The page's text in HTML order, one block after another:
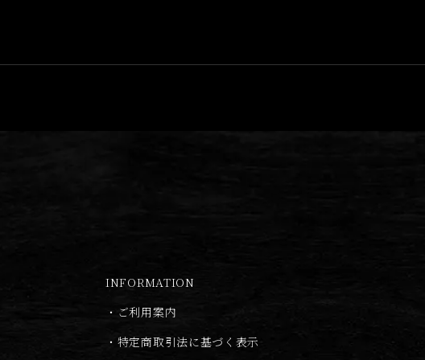
INFORMATION
・ ご利用案内
・ 特定商取引法に基づく表示